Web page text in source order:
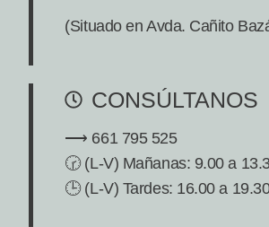
(Situado en Avda. Cañito
CONSÚLTANOS
⟶ 661 795 525
🕝 (L-V) Mañanas: 9.00 a
🕒 (L-V) Tardes: 16.00 a